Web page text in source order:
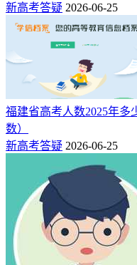
新高考答疑 2026-06-25
福建省高考人数2025年多
数）
新高考答疑 2026-06-25